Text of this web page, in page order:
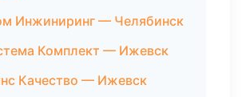
Инжиниринг — Челябинск
Комплект — Ижевск
Качество — Ижевск